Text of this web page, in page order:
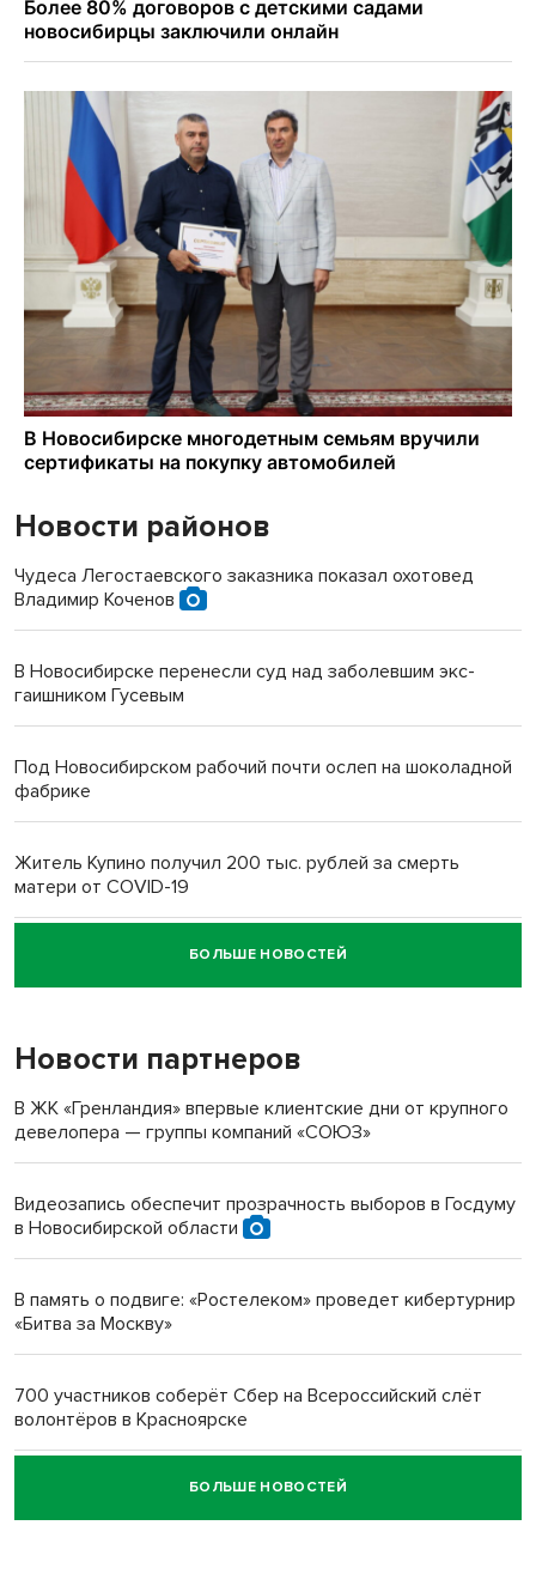
Новости районов
Чудеса Легостаевского заказника показал охотовед
Владимир Коченов
В Новосибирске перенесли суд над заболевшим экс-
гаишником Гусевым
Под Новосибирском рабочий почти ослеп на шоколадной
фабрике
Житель Купино получил 200 тыс. рублей за смерть
матери от COVID-19
Новосибирский суд наказал водителя за смерть
пенсионерки на вокзале
«Мы живём на пастбище!»: в новосибирском селе лошади
терроризируют жителей
Инвалид получил условный срок за избиение врачей
Новосибирский преподаватель с женой вошли в топ-16
Обновлённое отделение ВТБ открылось в Искитиме
БОЛЬШЕ НОВОСТЕЙ
Новости партнеров
В ЖК «Гренландия» впервые клиентские дни от крупного
девелопера — группы компаний «СОЮЗ»
Видеозапись обеспечит прозрачность выборов в Госдуму
в Новосибирской области
В память о подвиге: «Ростелеком» проведет кибертурнир
«Битва за Москву»
700 участников соберёт Сбер на Всероссийский слёт
волонтёров в Красноярске
Честный выбор: видеонаблюдение обеспечит
объективность результатов ЕДГ в Новосибирской
БОЛЬШЕ НОВОСТЕЙ